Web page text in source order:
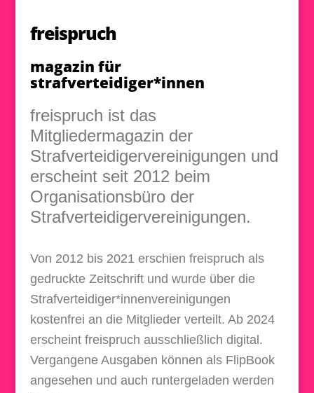
freispruch
magazin für
strafverteidiger*innen
freispruch ist das
Mitgliedermagazin der
Strafverteidigervereinigungen und
erscheint seit 2012 beim
Organisationsbüro der
Strafverteidigervereinigungen.
Von 2012 bis 2021 erschien freispruch als
gedruckte Zeitschrift und wurde über die
Strafverteidiger*innenvereinigungen
kostenfrei an die Mitglieder verteilt. Ab 2024
erscheint freispruch ausschließlich digital.
Vergangene Ausgaben können als FlipBook
angesehen und auch runtergeladen werden